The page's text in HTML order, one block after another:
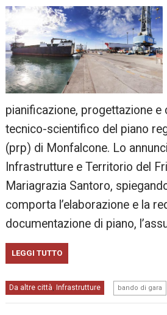
pianificazione, progettazione e
tecnico-scientifico del piano
(prp) di Monfalcone. Lo
Infrastrutture e Territorio del
Mariagrazia Santoro,
comporta l’elaborazione e la
documentazione di piano,
LEGGI TUTTO
Da altre città, Infrastrutture bando di gara